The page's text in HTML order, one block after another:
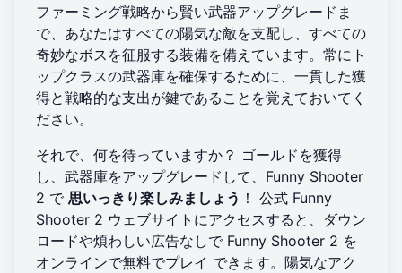
ファーミング戦略から賢い武器アップグレードま
で、あなたはすべての陽気な敵を支配し、すべての
奇妙なボスを征服する装備を備えています。常にト
ップクラスの武器庫を確保するために、一貫した獲
得と戦略的な支出が鍵であることを覚えておいてく
ださい。
それで、何を待っていますか？ ゴールドを獲得
し、武器庫をアップグレードして、Funny Shooter
2 で 思いっきり楽しみましょう ！ 公式 Funny
Shooter 2 ウェブサイトにアクセスすると、ダウン
ロードや煩わしい広告なしで Funny Shooter 2 を
オンラインで無料でプレイ できます。陽気なアク